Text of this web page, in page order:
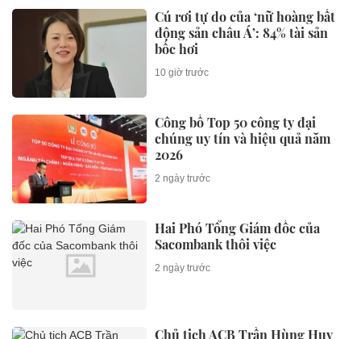
Cú rơi tự do của ‘nữ hoàng bất
động sản châu Á’: 84% tài sản
bốc hơi
10 giờ trước
Công bố Top 50 công ty đại
chúng uy tín và hiệu quả năm
2026
2 ngày trước
Hai Phó Tổng Giám đốc của
Sacombank thôi việc
2 ngày trước
Chủ tịch ACB Trần Hùng Huy